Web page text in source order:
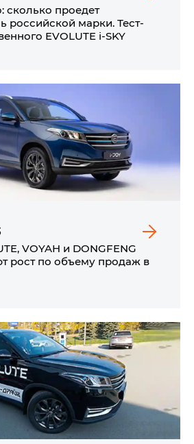
сколько проедет
российской марки. Тест-
EVOLUTE i‑SKY
VOYAH и DONGFENG
рост по объему продаж в